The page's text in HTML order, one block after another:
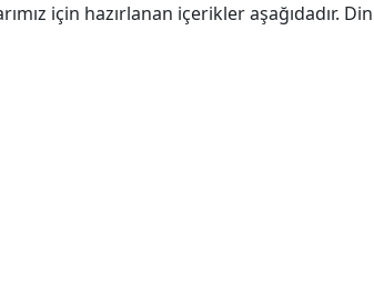
için hazırlanan içerikler aşağıdadır. Din